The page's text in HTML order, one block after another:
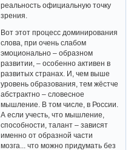
реальность официальную точку
зрения.
Вот этот процесс доминирования
слова, при очень слабом
эмоционально – образном
развитии, – особенно активен в
развитых странах. И, чем выше
уровень образования, тем жёстче
абстрактно – словесное
мышление. В том числе, в России.
А если учесть, что мышление,
способности, талант – зависят
именно от образной части
мозга... что можно придумать без